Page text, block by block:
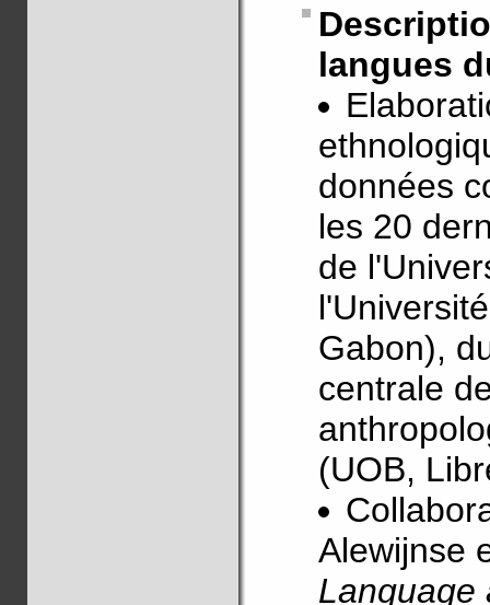
langues
données
les 20
de
Gabon),
centrale
(UOB,
Alewijnse
Language